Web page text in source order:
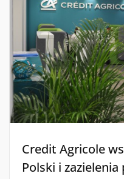
Credit Agricole
Polski i